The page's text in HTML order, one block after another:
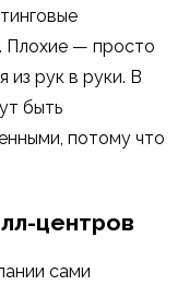
Плохие — просто
из рук в руки. В
быть
потому что
центров
сами